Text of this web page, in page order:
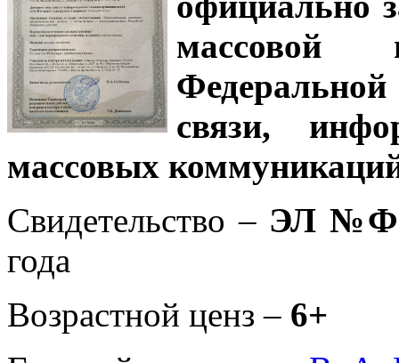
связи,
массовых
Свидетельство – ЭЛ
года
Возрастной ценз – 6+